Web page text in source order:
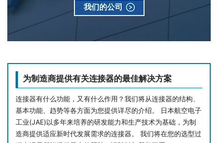
我们的公司
为制造商提供有关连接器的最佳解决方案
连接器有什么功能，又有什么作用？我们将从连接器的结构、
基本功能、趋势等各方面为您提供详尽的介绍。 日本航空电子
工业(JAE)以多年来培养的研发能力和生产技术为基础，为制
造商提供适应新时代发展需求的连接器。 我们将在您的选型过